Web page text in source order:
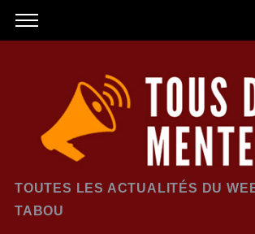
TOUTES LES ACTUALITÉS DU
TABOU